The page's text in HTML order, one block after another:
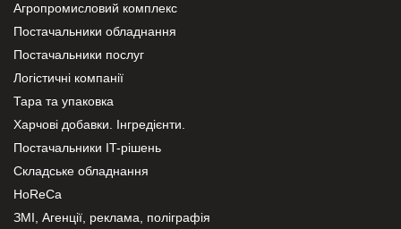
Агропромисловий комплекс
Постачальники обладнання
Постачальники послуг
Логістичні компанії
Тара та упаковка
Харчові добавки. Інгредієнти.
Постачальники IT-рішень
Складське обладнання
HoReCa
ЗМІ, Агенції, реклама, поліграфія